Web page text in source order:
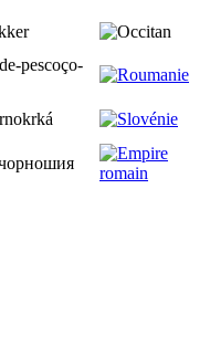
pescoço-